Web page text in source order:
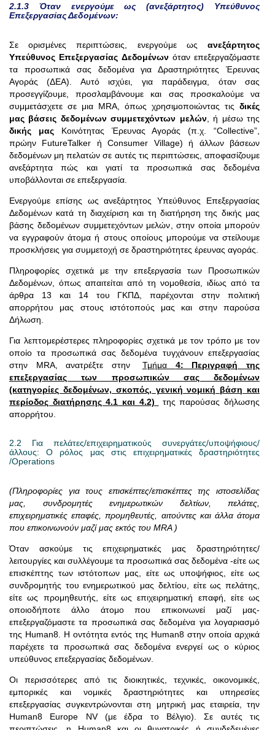
2.1.3 Όταν ενεργούμε ως (ανεξάρτητος) Υπεύθυνος
Επεξεργασίας Δεδομένων:
Σε ορισμένες περιπτώσεις, ενεργούμε ως ανεξάρτητος
Υπεύθυνος Επεξεργασίας Δεδομένων όταν επεξεργαζόμαστε
τα προσωπικά σας δεδομένα για Δραστηριότητες Έρευνας
Αγοράς (ΔΕΑ). Αυτό ισχύει, για παράδειγμα, όταν σας
προσεγγίζουμε, προσλαμβάνουμε και σας προσκαλούμε να
συμμετάσχετε σε μια MRA, όπως χρησιμοποιώντας τις δικές
μας βάσεις δεδομένων συμμετεχόντων μελών, ή μέσω της
δικής μας Κοινότητας Έρευνας Αγοράς (π.χ. “Collective”,
πρώην FutureTalker ή Consumer Village) ή άλλων βάσεων
δεδομένων μη πελατών σε αυτές τις περιπτώσεις, αποφασίζουμε
ανεξάρτητα πώς και γιατί τα προσωπικά σας δεδομένα
υποβάλλονται σε επεξεργασία.
Ενεργούμε επίσης ως ανεξάρτητος Υπεύθυνος Επεξεργασίας
Δεδομένων κατά τη διαχείριση και τη διατήρηση της δικής μας
βάσης δεδομένων συμμετεχόντων μελών, στην οποία μπορούν
να εγγραφούν άτομα ή στους οποίους μπορούμε να στείλουμε
προσκλήσεις για συμμετοχή σε δραστηριότητες έρευνας αγοράς.
Πληροφορίες σχετικά με την επεξεργασία των Προσωπικών
Δεδομένων, όπως απαιτείται από τη νομοθεσία, ιδίως από τα
άρθρα 13 και 14 του ΓΚΠΔ, παρέχονται στην πολιτική
απορρήτου μας στους ιστότοπούς μας και στην παρούσα
Δήλωση.
Για λεπτομερέστερες πληροφορίες σχετικά με τον τρόπο με τον
οποίο τα προσωπικά σας δεδομένα τυγχάνουν επεξεργασίας
στην MRA, ανατρέξτε στην
Τμήμα 4: Περιγραφή της
επεξεργασίας των προσωπικών σας δεδομένων
(κατηγορίες δεδομένων, σκοπός, γενική νομική βάση και
περίοδος διατήρησης 4.1 και 4.2)
της παρούσας δήλωσης
απορρήτου.
2.2 Για πελάτες/επιχειρηματικούς συνεργάτες/υποψήφιους/
άλλους: Ο ρόλος μας στις επιχειρηματικές δραστηριότητες
/Operations
(Πληροφορίες για τους επισκέπτες/επισκέπτες της ιστοσελίδας
μας, συνδρομητές ενημερωτικών δελτίων, πελάτες,
επιχειρηματικές επαφές, προμηθευτές, αιτούντες και άλλα άτομα
που επικοινωνούν μαζί μας εκτός του MRA )
Όταν ασκούμε τις επιχειρηματικές μας δραστηριότητες/
λειτουργίες και συλλέγουμε τα προσωπικά σας δεδομένα -είτε ως
επισκέπτης των ιστότοπων μας, είτε ως υποψήφιος, είτε ως
συνδρομητής του ενημερωτικού μας δελτίου, είτε ως πελάτης,
είτε ως προμηθευτής, είτε ως επιχειρηματική επαφή, είτε ως
οποιοδήποτε άλλο άτομο που επικοινωνεί μαζί μας-
επεξεργαζόμαστε τα προσωπικά σας δεδομένα για λογαριασμό
της Human8. Η οντότητα εντός της Human8 στην οποία αρχικά
παρέχετε τα προσωπικά σας δεδομένα ενεργεί ως ο κύριος
υπεύθυνος επεξεργασίας δεδομένων.
Οι περισσότερες από τις διοικητικές, τεχνικές, οικονομικές,
εμπορικές και νομικές δραστηριότητες και υπηρεσίες
επεξεργασίας συγκεντρώνονται στη μητρική μας εταιρεία, την
Human8 Europe NV (με έδρα το Βέλγιο). Σε αυτές τις